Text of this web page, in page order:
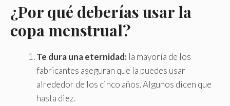
¿Por qué deberías usar la
copa menstrual?
Te dura una eternidad: la mayoría de los
fabricantes aseguran que la puedes usar
alrededor de los cinco años. Algunos dicen que
hasta diez.